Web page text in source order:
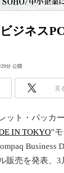
ジネス
29分 公開
見
ット・パッカ
IN TOKYO”
販売を発表、3